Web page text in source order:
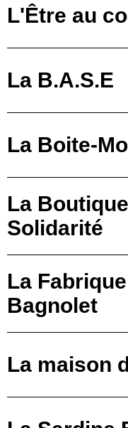
L'Être au
La B.A.S.E
La Boite-
La
Solidarité
La
Bagnolet
La maison